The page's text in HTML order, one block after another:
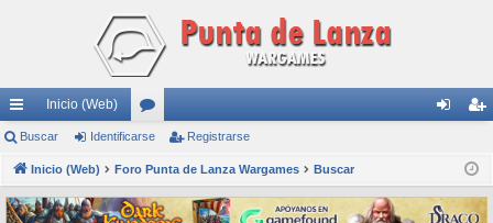
nl
ac
es
Inicio (Web)
or
os
fic
ist
ra
Buscar Identificarse Registrarse
Inicio (Web) Foro Punta de Lanza Wargames Buscar